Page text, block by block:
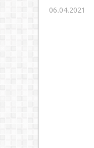
06.04.2021